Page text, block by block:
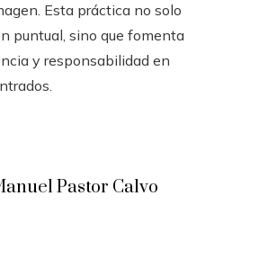
Esta práctica no solo
puntual, sino que fomenta
y responsabilidad en
Pastor Calvo